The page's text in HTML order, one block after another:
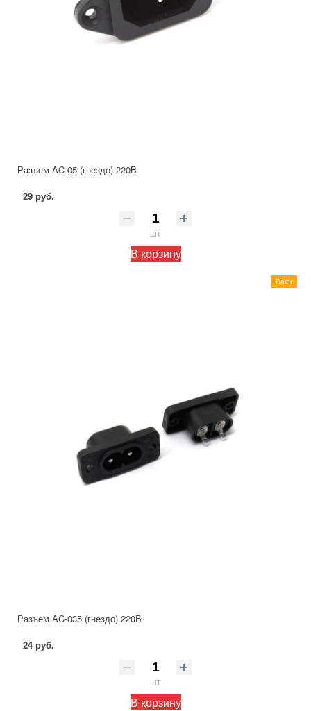
Разъем AC-05 (гнездо) 220В
29 руб.
шт
В корзину
Daier
Разъем AC-035 (гнездо) 220В
24 руб.
шт
В корзину